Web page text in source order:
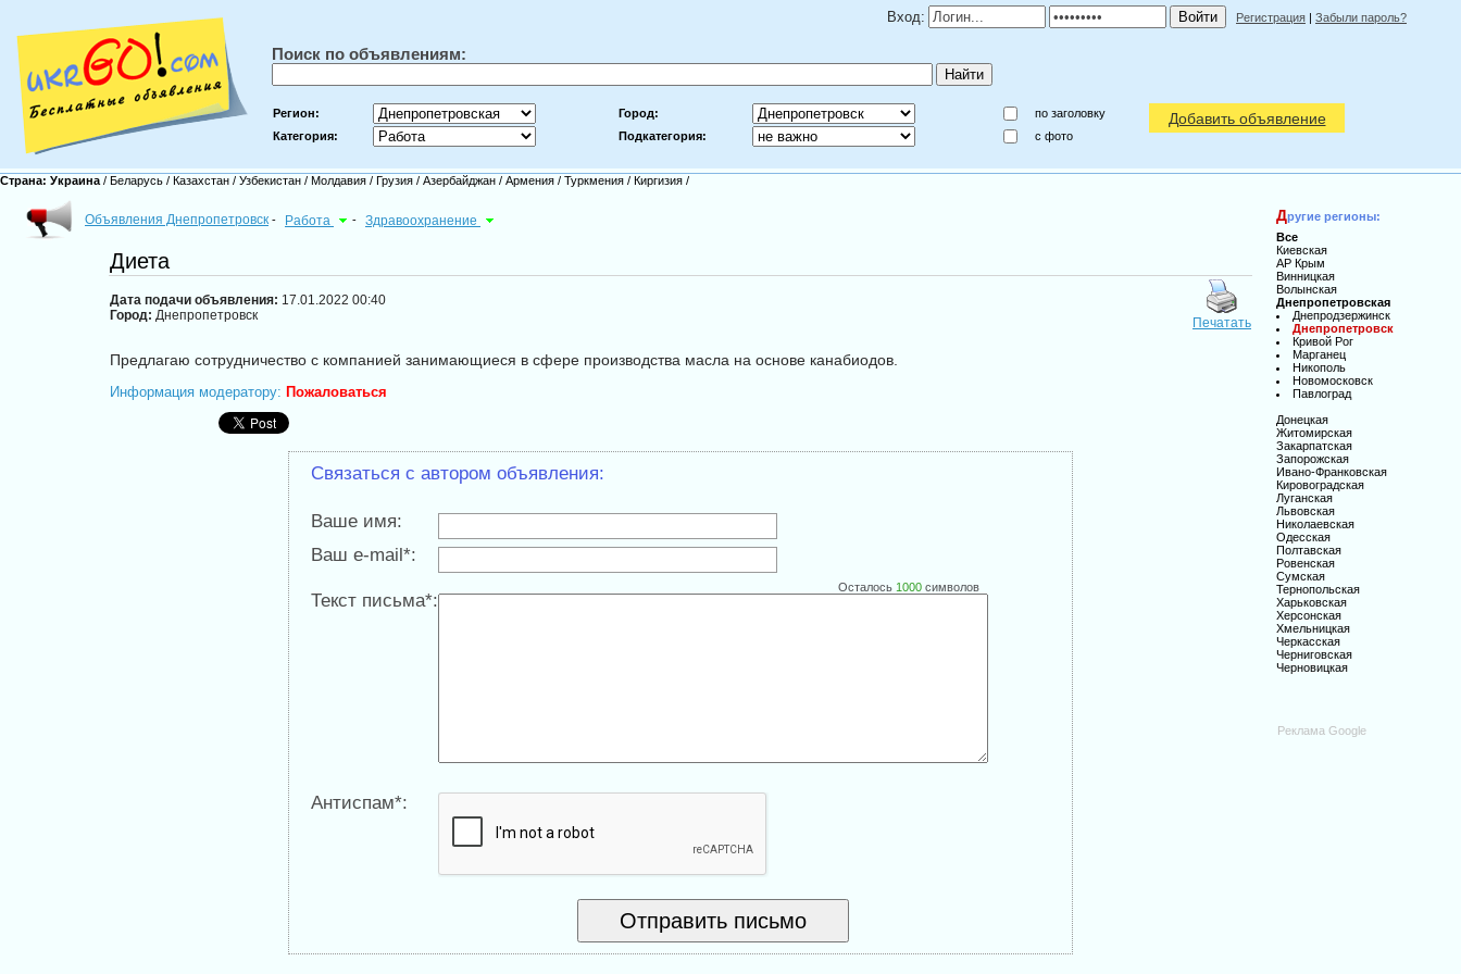
Вход: Регистрация | Забыли пароль?
Поиск по объявлениям:
Регион: Город:
по заголовку
Категория:
Подкатегория: c фото
Добавить объявление
Страна: Украина / Беларусь / Казахстан / Узбекистан / Молдавия / Грузия / Азербайджан / Армения / Туркмения / Киргизия /
Объявления Днепропетровск - Работа - Здравоохранение
Диета
Дата подачи объявления: 17.01.2022 00:40
Город: Днепропетровск Печатать
Предлагаю сотрудничество с компанией занимающиеся в сфере производства масла на основе канабиодов.
Информация модератору: Пожаловаться
Связаться с автором объявления:
Ваше имя:
Ваш e-mail*:
Текст письма*:
Осталось 1000 символов
Антиспам*:
Другие регионы:
Все
Киевская
АР Крым
Винницкая
Волынская
Днепропетровская
Днепродзержинск
Днепропетровск
Кривой Рог
Марганец
Никополь
Новомосковск
Павлоград
Донецкая
Житомирская
Закарпатская
Запорожская
Ивано-Франковская
Кировоградская
Луганская
Львовская
Николаевская
Одесская
Полтавская
Ровенская
Сумская
Тернопольская
Харьковская
Херсонская
Хмельницкая
Черкасская
Черниговская
Черновицкая
Реклама Google